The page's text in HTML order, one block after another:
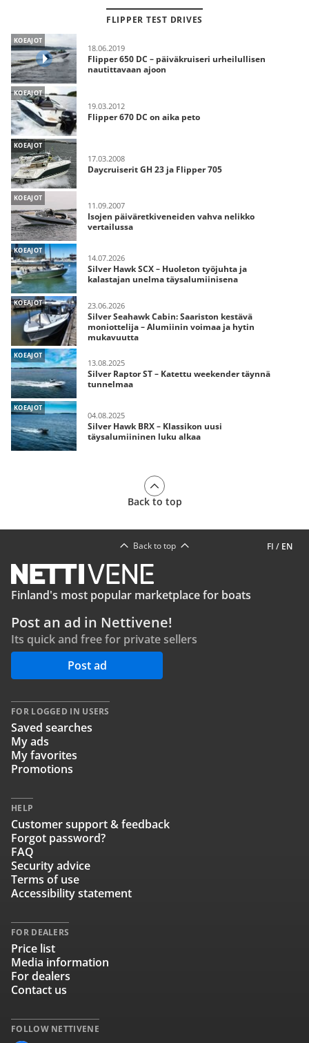
FLIPPER TEST DRIVES
KOEAJOT
18.06.2019
Flipper 650 DC – päiväkruiseri urheilullisen
nautittavaan ajoon
KOEAJOT
19.03.2012
Flipper 670 DC on aika peto
KOEAJOT
17.03.2008
Daycruiserit GH 23 ja Flipper 705
KOEAJOT
11.09.2007
Isojen päiväretkiveneiden vahva nelikko
vertailussa
KOEAJOT
14.07.2026
Silver Hawk SCX – Huoleton työjuhta ja
kalastajan unelma täysalumiinisena
KOEAJOT 23.06.2026
Silver Seahawk Cabin: Saariston kestävä
moniottelija – Alumiinin voimaa ja hytin
mukavuutta
KOEAJOT
13.08.2025
Silver Raptor ST – Katettu weekender täynnä
tunnelmaa
KOEAJOT
04.08.2025
Silver Hawk BRX – Klassikon uusi
täysalumiininen luku alkaa
Back to top
FI / EN
Back to top
Finland's most popular marketplace for boats
Post an ad in Nettivene!
Its quick and free for private sellers
Post ad
FOLLOW NETTIVENE
FOR LOGGED IN USERS
Saved searches
My ads
My favorites
Promotions
HELP
Customer support & feedback
Forgot password?
FAQ
Security advice
Terms of use
Accessibility statement
FOR DEALERS
Price list
Media information
For dealers
Contact us